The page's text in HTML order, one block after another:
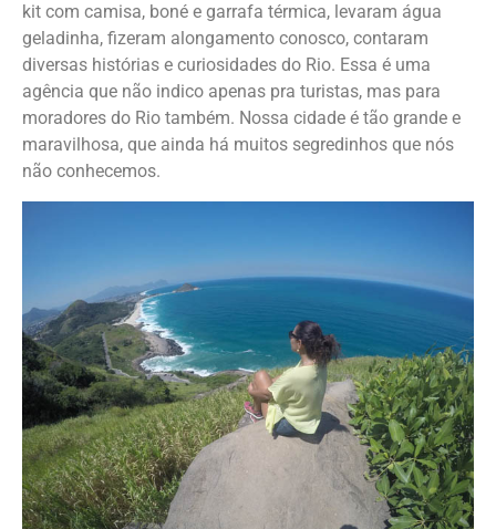
kit com camisa, boné e garrafa térmica, levaram água
geladinha, fizeram alongamento conosco, contaram
diversas histórias e curiosidades do Rio. Essa é uma
agência que não indico apenas pra turistas, mas para
moradores do Rio também. Nossa cidade é tão grande e
maravilhosa, que ainda há muitos segredinhos que nós
não conhecemos.